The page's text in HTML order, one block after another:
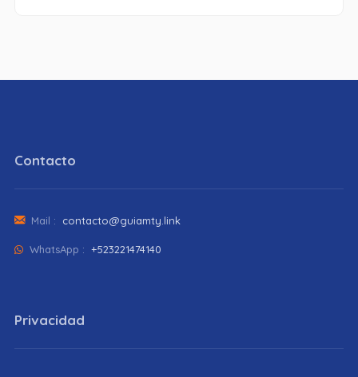
Contacto
Mail : contacto@guiamty.link
WhatsApp : +523221474140
Privacidad